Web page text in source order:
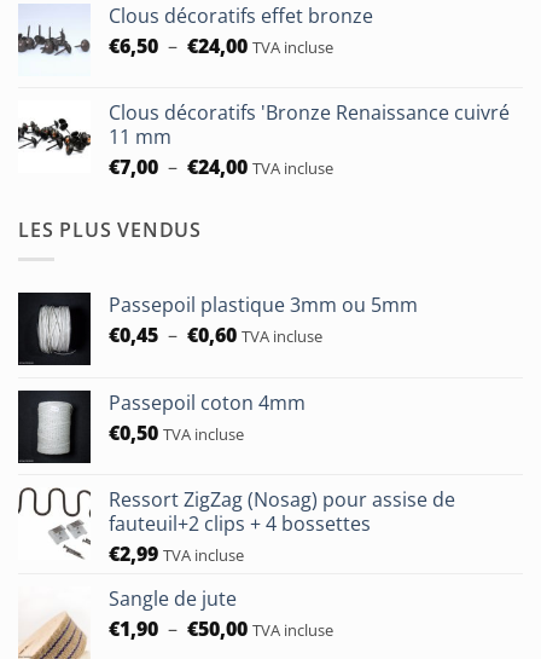
prix :
€5,30
Clous décoratifs effet bronze
€6,50 – €24,00Plage
€6,50
€24,00
TVA incluse
Clous décoratifs 'Bronze Renaissance cuivré
11 mm
€7,00 – €24,00Plage
€24,00
TVA incluse
LES PLUS VENDUS
Passepoil plastique 3mm ou 5mm
€0,45 – €0,60Plage
€0,45
à
TVA incluse
Passepoil coton 4mm
€0,50 TVA incluse
Ressort ZigZag (Nosag) pour assise de
fauteuil+2 clips + 4 bossettes
€2,99 TVA incluse
Sangle de jute
€1,90 – €50,00Plage
TVA incluse